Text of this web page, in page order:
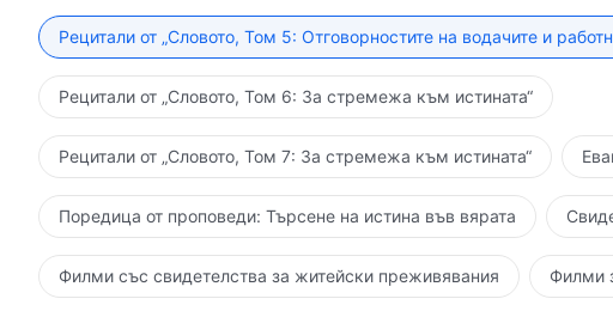
Рецитали от „Словото, Том 5: Отговорностите на водачите и
Рецитали от „Словото, Том 6: За стремежа към истината“
Рецитали от „Словото, Том 7: За стремежа към истината“
Поредица от проповеди: Търсене на истина във вярата
Филми със свидетелства за житейски преживявания Филми